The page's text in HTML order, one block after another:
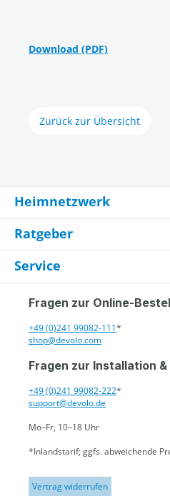
Download (PDF)
Zurück zur Übersicht
Heimnetzwerk
Ratgeber
Service
Fragen zur Online-
+49 (0)241 99082-111*
shop@devolo.com
Fragen zur Installation
+49 (0)241 99082-222*
support@devolo.de
Mo–Fr, 10–18 Uhr
*Inlandstarif; ggfs. abweichende
Vertrag widerrufen